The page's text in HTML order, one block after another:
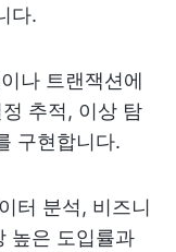
다.
나 트랜잭션에
추적, 이상 탐
구현합니다.
터 분석, 비즈니
높은 도입률과